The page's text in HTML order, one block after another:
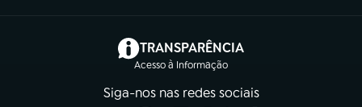
TRANSPARÊNCIA
Acesso à Informação
(abre em nova aba)
Siga-nos nas redes sociais